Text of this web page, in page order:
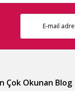
Çok Okunan Blog